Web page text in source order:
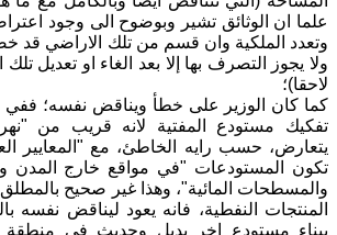
علما ان الوثائق تشير وبوضوح الى وجود
وتعدد الملكية وان قسم من تلك الاراضي
ولا يجوز التصرف بها إلا بعد الغاء او تعديل
لاحقا)؛
كما كان الوزير على خطأ ويناقض نفسه؛ ففي
تفكيك مستودع المفتية لانه قريب من
يتعارض، حسب رايه الخاطئ، مع "المعايير
تكون المستودعات "في مواقع خارج المدن
والمسطحات المائية"، وهذا غير صحيح
المنتجات النفطية، فانه يعود ليناقض نفسه
ببناء مستودع اخر بديل وحديث في